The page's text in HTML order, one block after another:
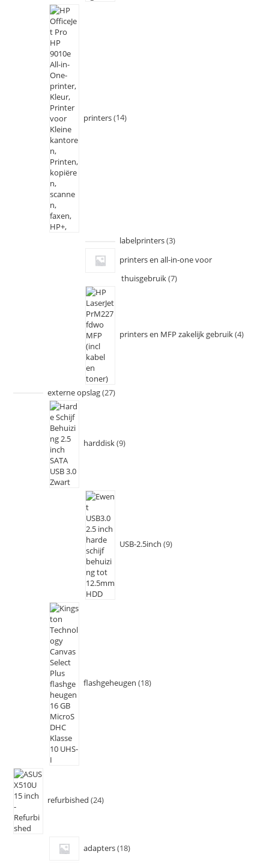
printers 14
labelprinters 3
printers en all-in-one voor
thuisgebruik 7
printers en MFP zakelijk gebruik 4
externe opslag 27
harddisk 9
USB-2.5inch 9
flashgeheugen 18
refurbished 24
adapters 18